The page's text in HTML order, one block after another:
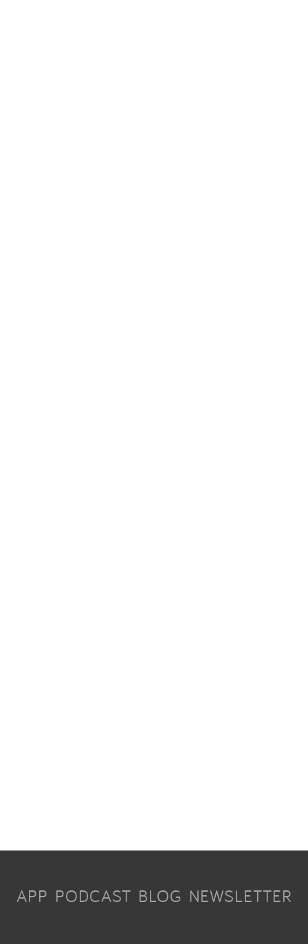
APP PODCAST BLOG NEWSLETTER